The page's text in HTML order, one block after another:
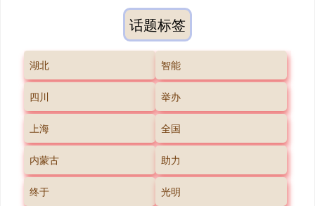
话题标签
湖北 智能
四川 举办
上海 全国
内蒙古 助力
终于 光明